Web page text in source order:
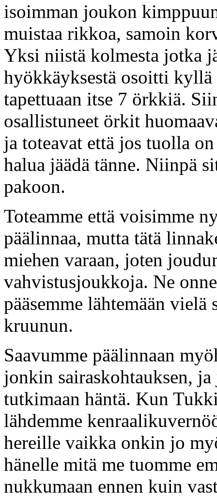
isoimman joukon
muistaa rikkoa, samoin
Yksi niistä kolmesta jotka
hyökkäyksestä osoitti
tapettuaan itse 7 örkkiä.
osallistuneet örkit
ja toteavat että jos tuolla
halua jäädä tänne. Niinpä
pakoon.
Toteamme että voisimme
päälinnaa, mutta tätä
miehen varaan, joten
vahvistusjoukkoja. Ne
pääsemme lähtemään vielä
kruunun.
Saavumme päälinnaan
jonkin sairaskohtauksen,
tutkimaan häntä. Kun
lähdemme
hereille vaikka onkin jo
hänelle mitä me tuomme
nukkumaan ennen kuin